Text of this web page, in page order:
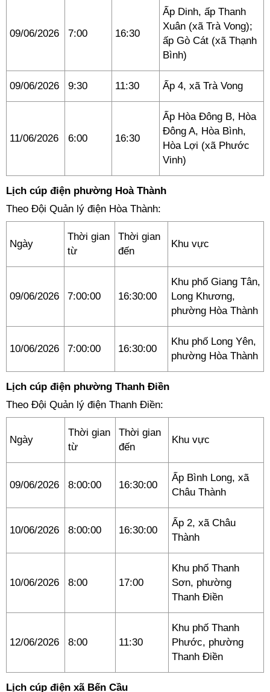
09/06/2026 7:00 16:30
Ấp Dinh, ấp Thanh
Xuân (xã Trà Vong);
ấp Gò Cát (xã Thạnh
Bình)
09/06/2026 9:30 11:30 Ấp 4, xã Trà Vong
11/06/2026 6:00 16:30
Ấp Hòa Đông B, Hòa
Đông A, Hòa Bình,
Hòa Lợi (xã Phước
Vinh)
Lịch cúp điện phường Hoà Thành
Theo Đội Quản lý điện Hòa Thành:
Ngày
Thời gian
từ
Thời gian
đến
Khu vực
09/06/2026 7:00:00 16:30:00
Khu phố Giang Tân,
Long Khương,
phường Hòa Thành
10/06/2026 7:00:00 16:30:00
Khu phố Long Yên,
phường Hòa Thành
Lịch cúp điện phường Thanh Điền
Theo Đội Quản lý điện Thanh Điền:
Ngày
Thời gian
từ
Thời gian
đến
Khu vực
09/06/2026 8:00:00 16:30:00
Ấp Bình Long, xã
Châu Thành
10/06/2026 8:00:00 16:30:00
Ấp 2, xã Châu
Thành
10/06/2026 8:00 17:00
Khu phố Thanh
Sơn, phường
Thanh Điền
12/06/2026 8:00 11:30
Khu phố Thanh
Phước, phường
Thanh Điền
Lịch cúp điện xã Bến Cầu